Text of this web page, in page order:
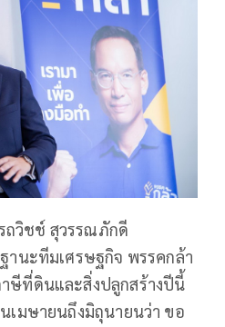
ถวิชช์ สุวรรณภักดี
านะทีมเศรษฐกิจ พรรคกล้า
ษีที่ดินและสิ่งปลูกสร้างปีนี้
เมษายนถึงมิถุนายนว่า ขอ